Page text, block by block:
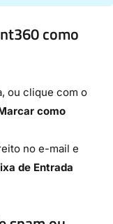
como
ou clique com o
como
no e-mail e
de Entrada